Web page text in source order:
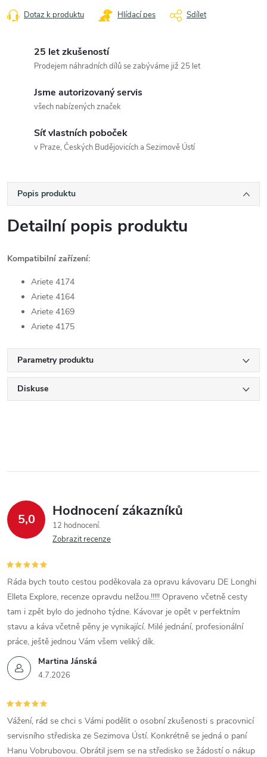
Dotaz k produktu Hlídací pes Sdílet
25 let zkušeností
Prodejem náhradních dílů se zabýváme již 25 let
Jsme autorizovaný servis
všech nabízených značek
Síť vlastních poboček
v Praze, Českých Budějovicích a Sezimově Ústí
Popis produktu
Detailní popis produktu
Kompatibilní zařízení:
Ariete 4174
Ariete 4164
Ariete 4169
Ariete 4175
Parametry produktu
Diskuse
5,0 Hodnocení zákazníků
12 hodnocení
Zobrazit recenze
Martina Jánská
4.7.2026
Ráda bych touto cestou poděkovala za opravu kávovaru DE Longhi
Elleta Explore, recenze opravdu nelžou.!!!!! Opraveno včetně cesty
tam i zpět bylo do jednoho týdne. Kávovar je opět v perfektním
stavu a káva včetně pěny je vynikající. Milé jednání, profesionální
práce, ještě jednou Vám všem veliký dík.
Vážení, rád se chci s Vámi podělit o osobní zkušenosti s pracovnicí
servisního střediska ze Sezimova Ústí. Konkrétně se jedná o paní
Hanu Vobrubovou. Obrátil jsem se na středisko se žádostí o nákup